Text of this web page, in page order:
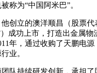
称为“中国阿米巴”。
他创立的澳洋顺昌（股票代
成功上市，打造出金属
年，通过收购了天鹏电
业。
队持续研发创新，承担